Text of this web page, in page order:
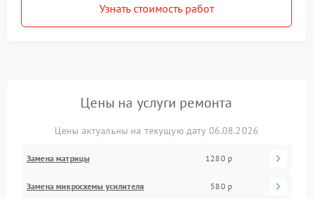
Узнать стоимость работ
Цены на услуги ремонта
Цены актуальны на текущую дату 06.08.2026
Замена матрицы 1280 р
Замена микросхемы усилителя 580 р